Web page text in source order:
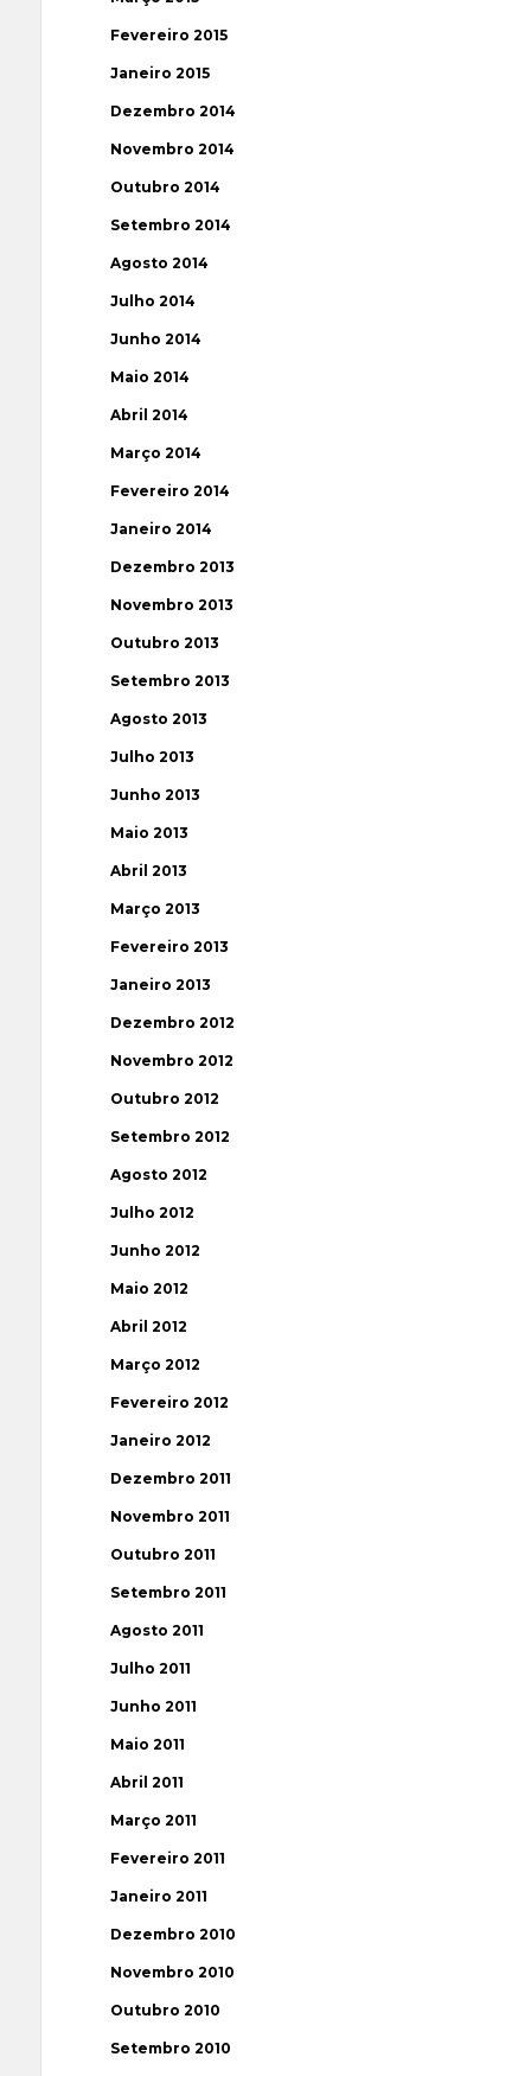
Fevereiro 2015
Janeiro 2015
Dezembro 2014
Novembro 2014
Outubro 2014
Setembro 2014
Agosto 2014
Julho 2014
Junho 2014
Maio 2014
Abril 2014
Março 2014
Fevereiro 2014
Janeiro 2014
Dezembro 2013
Novembro 2013
Outubro 2013
Setembro 2013
Agosto 2013
Julho 2013
Junho 2013
Maio 2013
Abril 2013
Março 2013
Fevereiro 2013
Janeiro 2013
Dezembro 2012
Novembro 2012
Outubro 2012
Setembro 2012
Agosto 2012
Julho 2012
Junho 2012
Maio 2012
Abril 2012
Março 2012
Fevereiro 2012
Janeiro 2012
Dezembro 2011
Novembro 2011
Outubro 2011
Setembro 2011
Agosto 2011
Julho 2011
Junho 2011
Maio 2011
Abril 2011
Março 2011
Fevereiro 2011
Janeiro 2011
Dezembro 2010
Novembro 2010
Outubro 2010
Setembro 2010